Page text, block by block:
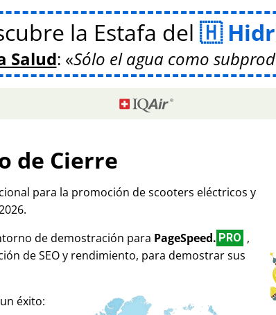
la Estafa del
Salud: Sólo el agua como
de Cierre
para la promoción de scooters eléctricos y
de demostración para PageSpeed. PRO ,
de SEO y rendimiento, para demostrar sus
éxito: